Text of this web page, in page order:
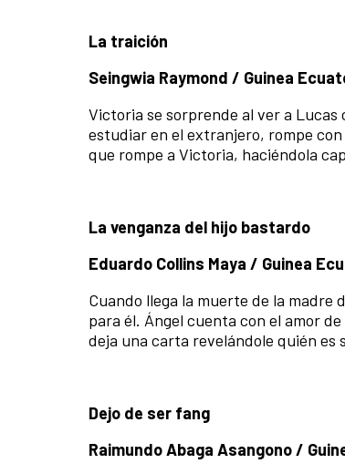
La traición
Seingwia Raymond / Guinea
Victoria se sorprende al ver a Lucas
estudiar en el extranjero, rompe
que rompe a Victoria, haciéndola
La venganza del hijo bastardo
Eduardo Collins Maya / Guinea
Cuando llega la muerte de la madre
para él. Ángel cuenta con el amor
deja una carta revelándole quién es
Dejo de ser fang
Raimundo Abaga Asangono /